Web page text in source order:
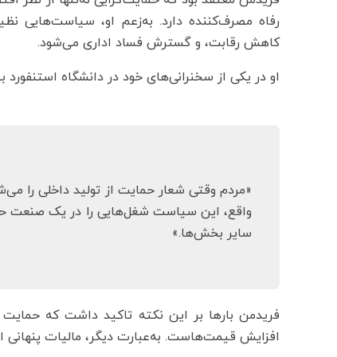
رفاه مصرف‌کننده دارد. به‌زعم او، سیاست‌هایی
کاهش رقابت، و گسترش فساد اداری می‌شود.
او در یکی از سخنرانی‌های خود در دانشگاه استنفورد
«مردم وقتی شعار حمایت از تولید داخلی را
واقع، این سیاست شغل‌هایی را در یک صنعت
سایر بخش‌ها.»
فریدمن بارها بر این نکته تاکید داشت که
افزایش قیمت‌هاست. به‌عبارت دیگر، مالیات پنهانی